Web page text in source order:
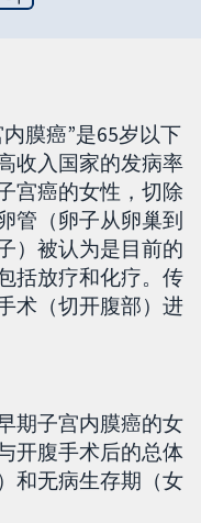
膜癌”是65岁以下
收入国家的发病率
宫癌的女性，切除
管（卵子从卵巢到
）被认为是目前的
括放疗和化疗。传
术（切开腹部）进
期子宫内膜癌的女
开腹手术后的总体
和无病生存期（女